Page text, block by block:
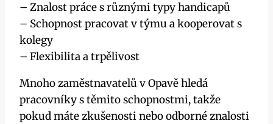
– Znalost práce s různými typy handicapů
– Schopnost pracovat v týmu a kooperovat s
kolegy
– Flexibilita a trpělivost
Mnoho zaměstnavatelů v Opavě hledá
pracovníky s těmito schopnostmi, takže
pokud máte zkušenosti nebo odborné znalosti